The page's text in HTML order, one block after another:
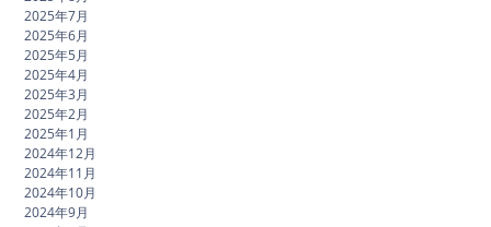
2025年7月
2025年6月
2025年5月
2025年4月
2025年3月
2025年2月
2025年1月
2024年12月
2024年11月
2024年10月
2024年9月